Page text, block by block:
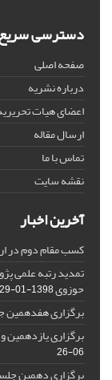
دسترسی
صفحه اصلی
درباره نشریه
اعضای هیات
ارسال مقاله
تماس با ما
نقشه سایت
آخرین اخبار
کسب مقام دوم در
تمدید رتبه علمی
حوزوی1398-01-29
برگزاری هفدهمین
برگزاری
06-26
برگزاری دهمین